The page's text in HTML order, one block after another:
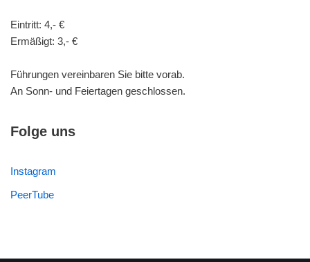
Eintritt: 4,- €
Ermäßigt: 3,- €
Führungen vereinbaren Sie bitte vorab.
An Sonn- und Feiertagen geschlossen.
Folge uns
Instagram
PeerTube